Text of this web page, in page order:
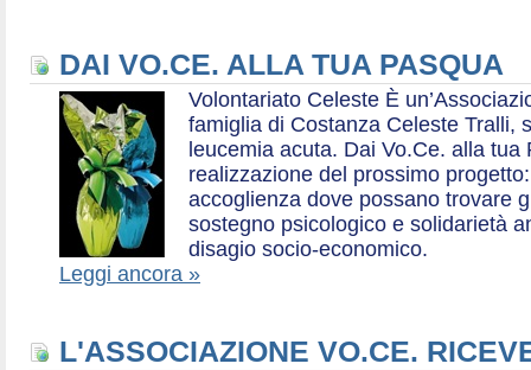
DAI VO.CE. ALLA TUA PASQUA
Volontariato Celeste È
famiglia di Costanza Celeste Tralli,
leucemia acuta. Dai Vo.Ce. alla tua
realizzazione del prossimo
accoglienza dove possano trovare
sostegno psicologico e solidarietà
disagio socio-economico.
Leggi ancora »
L'ASSOCIAZIONE VO.CE.